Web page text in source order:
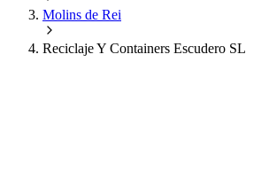
Molins de Rei
Reciclaje Y Containers Escudero SL